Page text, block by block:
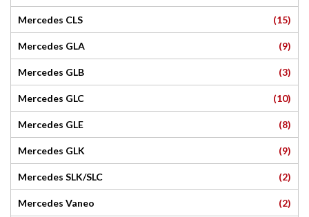
Mercedes CLS (15)
Mercedes GLA (9)
Mercedes GLB (3)
Mercedes GLC (10)
Mercedes GLE (8)
Mercedes GLK (9)
Mercedes SLK/SLC (2)
Mercedes Vaneo (2)